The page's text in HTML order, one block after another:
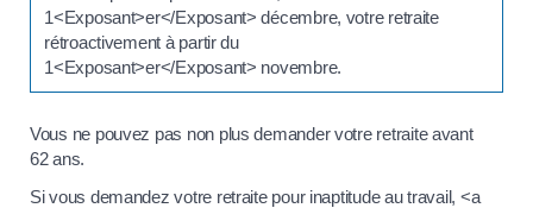
1<Exposant>er</Exposant> décembre, votre retraite
rétroactivement à partir du
1<Exposant>er</Exposant> novembre.
Vous ne pouvez pas non plus demander votre retraite avant
62 ans.
Si vous demandez votre retraite pour inaptitude au travail, <a